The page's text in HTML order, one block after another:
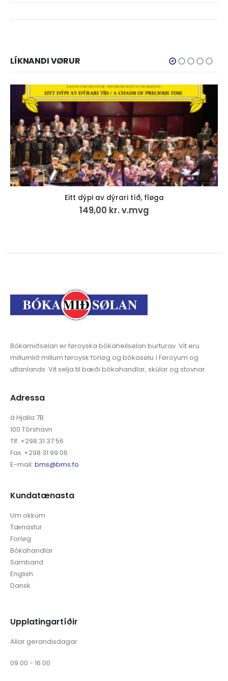
LÍKNANDI VØRUR
Eitt dýpi av dýrari tíð, LP
249,00kr.v.mvg
Bókamiðsølan er føroyska bókaheilsølan burturav. Vit eru
millumlið millum føroysk forløg og bókasølu í Føroyum og
uttanlands. Vit selja til bæði bókahandlar, skúlar og stovnar.
Adressa
á Hjalla 7B
100 Tórshavn
Tlf. +298 31 37 56
Fax. +298 31 99 06
E-mail: bms@bms.fo
Kundatænasta
Um okkum
Tænastur
Forløg
Bókahandlar
Samband
English
Dansk
Upplatingartíðir
Allar gerandisdagar
09.00 - 16.00